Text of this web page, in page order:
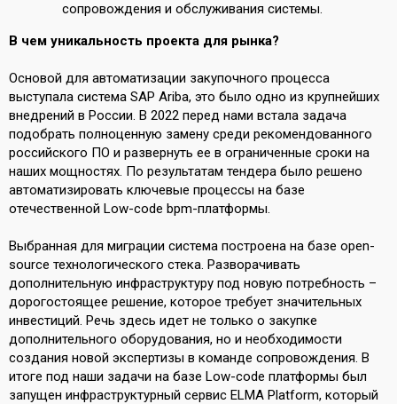
сопровождения и обслуживания системы.
В чем уникальность проекта для рынка?
Основой для автоматизации закупочного процесса
выступала система SAP Ariba, это было одно из крупнейших
внедрений в России. В 2022 перед нами встала задача
подобрать полноценную замену среди рекомендованного
российского ПО и развернуть ее в ограниченные сроки на
наших мощностях. По результатам тендера было решено
автоматизировать ключевые процессы на базе
отечественной Low-code bpm-платформы.
Выбранная для миграции система построена на базе open-
source технологического стека. Разворачивать
дополнительную инфраструктуру под новую потребность –
дорогостоящее решение, которое требует значительных
инвестиций. Речь здесь идет не только о закупке
дополнительного оборудования, но и необходимости
создания новой экспертизы в команде сопровождения. В
итоге под наши задачи на базе Low-code платформы был
запущен инфраструктурный сервис ELMA Platform, который